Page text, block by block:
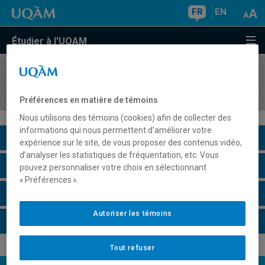
FR EN
Étudier à l'UQAM
COURS//
Description du cours
Horaire - Été 2026
Préférences en matière de témoins
Nous utilisons des témoins (cookies) afin de collecter des
informations qui nous permettent d’améliorer votre
expérience sur le site, de vous proposer des contenus vidéo,
d’analyser les statistiques de fréquentation, etc. Vous
pouvez personnaliser votre choix en sélectionnant
« Préférences ».
Tout refuser
Autoriser les témoins